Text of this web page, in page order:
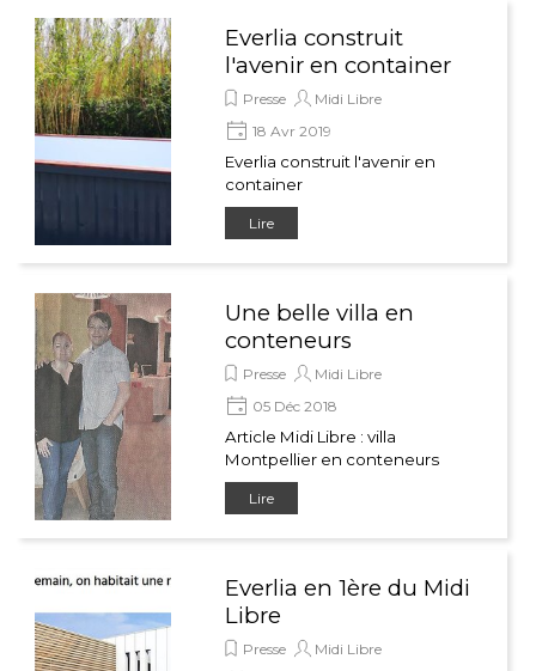
Everlia construit
l'avenir en container
Presse
Midi Libre
18 Avr 2019
Everlia construit l'avenir en
container
Lire
Une belle villa en
conteneurs
Presse
Midi Libre
05 Déc 2018
Article Midi Libre : villa
Montpellier en conteneurs
Lire
Everlia en 1ère du Midi
Libre
Presse
Midi Libre